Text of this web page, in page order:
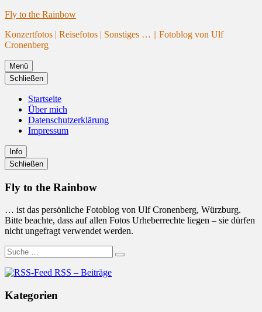
Website
geladen
Zum
springen
Fly to the Rainbow
Konzertfotos | Reisefotos | Sonstiges … || Fotoblog von Ulf
Cronenberg
Menü
Schließen
Startseite
Über mich
Datenschutzerklärung
Impressum
Info
Primäre
Seitenleiste
Schließen
Fly to the Rainbow
… ist das persönliche Fotoblog von Ulf Cronenberg, Würzburg.
Bitte beachte, dass auf allen Fotos Urheberrechte liegen – sie dürfen
nicht ungefragt verwendet werden.
Suche
nach:
Suchen
RSS – Beiträge
Kategorien